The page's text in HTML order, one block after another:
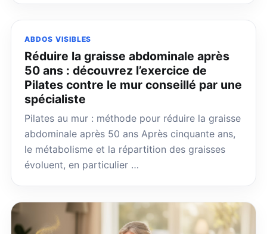
ABDOS VISIBLES
Réduire la graisse abdominale après
50 ans : découvrez l’exercice de
Pilates contre le mur conseillé par une
spécialiste
Pilates au mur : méthode pour réduire la graisse
abdominale après 50 ans Après cinquante ans,
le métabolisme et la répartition des graisses
évoluent, en particulier …